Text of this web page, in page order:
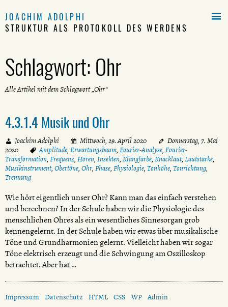
JOACHIM ADOLPHI
STRUKTUR ALS PROTOKOLL DES WERDENS
Schlagwort:Ohr
Alle Artikel mit dem Schlagwort „Ohr“
4.3.1.4 Musik und Ohr
Joachim Adolphi Mittwoch, 29. April 2020
Donnerstag, 7. Mai
2020
Amplitude, Erwartungsbaum, Fourier-Analyse, Fourier-
Transformation, Frequenz, Hören, Insekten, Klangfarbe, Knacklaut, Lautstärke,
Musikinstrument, Obertöne, Ohr, Phase, Physiologie, Tonhöhe, Tonrichtung,
Trennung
Wie hört eigentlich unser Ohr? Kann man das einfach verstehen
und berechnen? In der Schule haben wir die Physiologie des
menschlichen Ohres als ein wesentliches Sinnesorgan grob
kennengelernt. In der Schule haben wir etwas über musikalische
Töne und Grundharmonien gelernt. Vielleicht haben wir sogar
Töne elektrisch erzeugt und die Schwingung am Oszilloskop
betrachtet. Aber hat …

Impressum Datenschutz HTML CSS WP Admin